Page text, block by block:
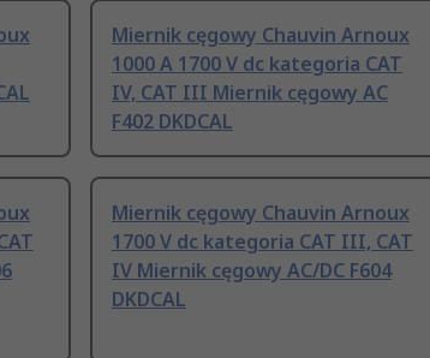
Miernik cęgowy Chauvin Arnoux
1000 A 1700 V dc kategoria CAT
IV, CAT III Miernik cęgowy AC
F402 DKDCAL
Miernik cęgowy Chauvin Arnoux
1700 V dc kategoria CAT III, CAT
IV Miernik cęgowy AC/DC F604
DKDCAL